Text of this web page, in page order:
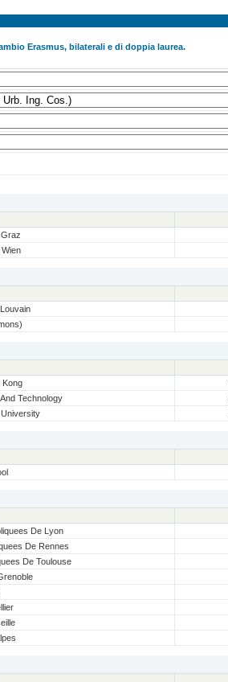
Erasmus, bilaterali e di doppia laurea.
Kong
Technology
De Lyon
De Rennes
De Toulouse